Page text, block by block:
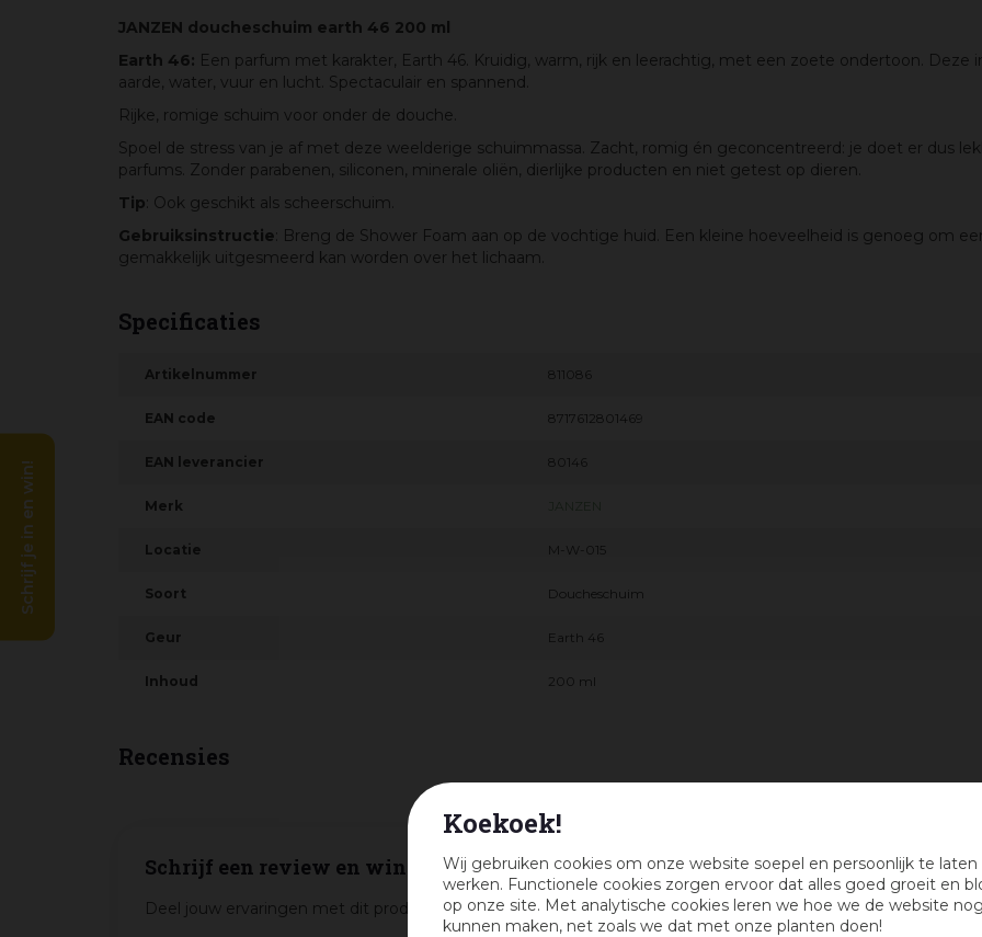
Koekoek!
Wij gebruiken cookies om onze website soepel en persoonlijk te laten
werken. Functionele cookies zorgen ervoor dat alles goed groeit en
op onze site. Met analytische cookies leren we hoe we de website
kunnen maken, net zoals we dat met onze planten doen!
JANZEN doucheschuim earth 46 200 ml
Earth 46: Een parfum met karakter, Earth 46. Kruidig, warm, rijk en leerachtig, met een zoete ondertoon. Deze
aarde, water, vuur en lucht. Spectaculair en spannend.
Rijke, romige schuim voor onder de douche.
Spoel de stress van je af met deze weelderige schuimmassa. Zacht, romig én geconcentreerd: je doet er dus
parfums. Zonder parabenen, siliconen, minerale oliën, dierlijke producten en niet getest op dieren.
Tip : Ook geschikt als scheerschuim.
Gebruiksinstructie : Breng de Shower Foam aan op de vochtige huid. Een kleine hoeveelheid is genoeg om
gemakkelijk uitgesmeerd kan worden over het lichaam.
Specificaties
Artikelnummer 811086
EAN code 8717612801469
EAN leverancier 80146
Merk
Locatie M-W-015
Soort Doucheschuim
Geur Earth 46
Inhoud 200 ml
Recensies
Schrijf een review en win een cadeaubon :)
Deel jouw ervaringen met dit product en maak maandelijks kans op een cadeaubon t.w.v. € 25,-
Schrijf je in en win!